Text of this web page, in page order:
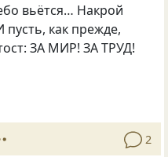
вьётся… Накрой
как прежде,
ЗА МИР! ЗА ТРУД!
2